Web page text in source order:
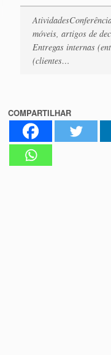
móveis, artigos de
Entregas internas
(clientes…
COMPARTILHAR